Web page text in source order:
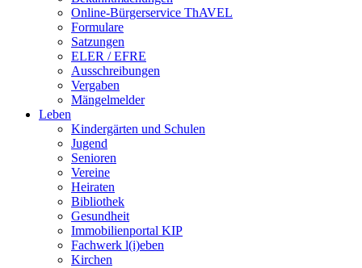
Online-Bürgerservice ThAVEL
Formulare
Satzungen
ELER / EFRE
Ausschreibungen
Vergaben
Mängelmelder
Leben
Kindergärten und Schulen
Jugend
Senioren
Vereine
Heiraten
Bibliothek
Gesundheit
Immobilienportal KIP
Fachwerk l(i)eben
Kirchen